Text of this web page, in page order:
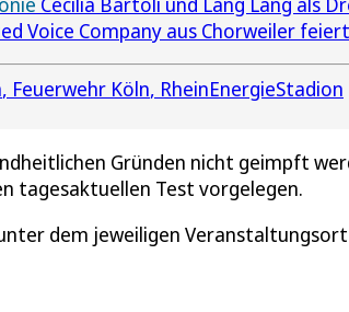
Voice Company aus Chorweiler
Feuerwehr Köln RheinEnergieStadion
Gründen nicht geimpft
tagesaktuellen Test vorgelegen.
dem jeweiligen